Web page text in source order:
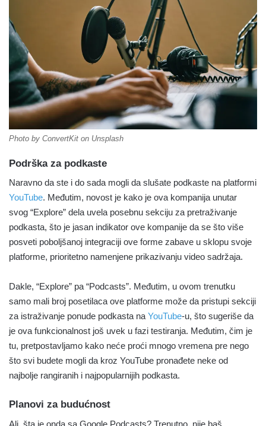
Photo by ConvertKit on Unsplash
Podrška za podkaste
Naravno da ste i do sada mogli da slušate podkaste na platformi
YouTube. Međutim, novost je kako je ova kompanija unutar
svog “Explore” dela uvela posebnu sekciju za pretraživanje
podkasta, što je jasan indikator ove kompanije da se što više
posveti poboljšanoj integraciji ove forme zabave u sklopu svoje
platforme, prioritetno namenjene prikazivanju video sadržaja.
Dakle, “Explore” pa “Podcasts”. Međutim, u ovom trenutku
samo mali broj posetilaca ove platforme može da pristupi sekciji
za istraživanje ponude podkasta na YouTube-u, što sugeriše da
je ova funkcionalnost još uvek u fazi testiranja. Međutim, čim je
tu, pretpostavljamo kako neće proći mnogo vremena pre nego
što svi budete mogli da kroz YouTube pronađete neke od
najbolje rangiranih i najpopularnijih podkasta.
Planovi za budućnost
Ali, šta je onda sa Google Podcasts? Trenutno, nije baš